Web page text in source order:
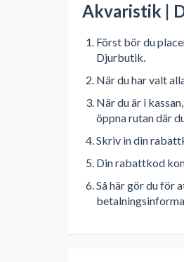
Akvaristik |
Först bör du
Djurbutik.
När du har valt
När du är i
öppna rutan där
Skriv in din
Din rabattkod
Så här gör du för